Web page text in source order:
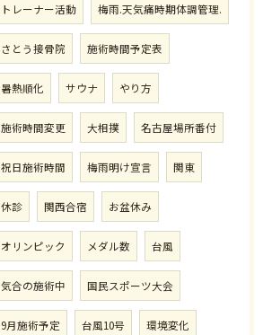
トレーナー活動 梅雨.天気痛時期体調管理.
さとう接骨院 施術時間予定表
暑熱順化 サウナ やり方
施術時間変更 大相撲 名古屋場所番付
祝日施術時間 梅雨明け宣言 関東
休診 関西合宿 お盆休み
オリンピック メダル数 台風
気合の施術中 国民スポーツ大会
9月施術予定 台風10号 環境変化